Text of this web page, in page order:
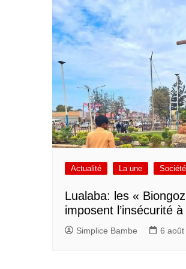
Actualité La une
Lualaba: les «
imposent l’insécurité
Simplice Bambe 6 août